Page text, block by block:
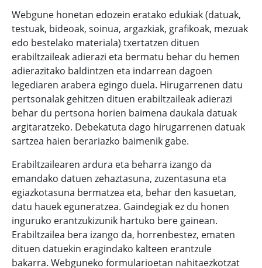
Webgune honetan edozein eratako edukiak (datuak,
testuak, bideoak, soinua, argazkiak, grafikoak, mezuak
edo bestelako materiala) txertatzen dituen
erabiltzaileak adierazi eta bermatu behar du hemen
adierazitako baldintzen eta indarrean dagoen
legediaren arabera egingo duela. Hirugarrenen datu
pertsonalak gehitzen dituen erabiltzaileak adierazi
behar du pertsona horien baimena daukala datuak
argitaratzeko. Debekatuta dago hirugarrenen datuak
sartzea haien berariazko baimenik gabe.
Erabiltzailearen ardura eta beharra izango da
emandako datuen zehaztasuna, zuzentasuna eta
egiazkotasuna bermatzea eta, behar den kasuetan,
datu hauek eguneratzea. Gaindegiak ez du honen
inguruko erantzukizunik hartuko bere gainean.
Erabiltzailea bera izango da, horrenbestez, ematen
dituen datuekin eragindako kalteen erantzule
bakarra. Webguneko formularioetan nahitaezkotzat